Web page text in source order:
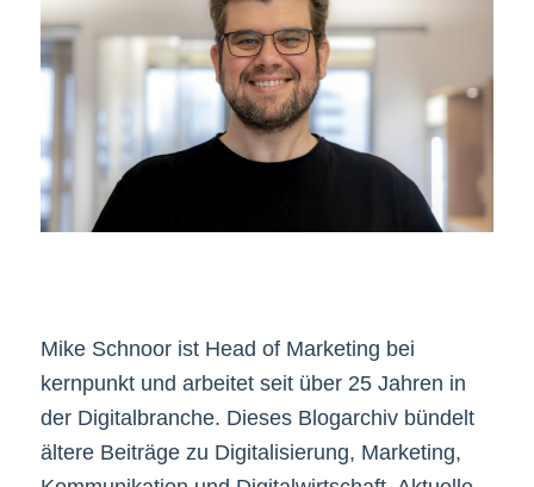
Mike Schnoor ist Head of Marketing bei
kernpunkt und arbeitet seit über 25 Jahren in
der Digitalbranche. Dieses Blogarchiv bündelt
ältere Beiträge zu Digitalisierung, Marketing,